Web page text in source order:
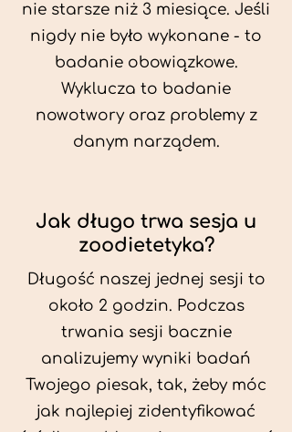
nie starsze niż 3 miesiące. Jeśli
nigdy nie było wykonane - to
badanie obowiązkowe.
Wyklucza to badanie
nowotwory oraz problemy z
danym narządem.
Jak długo trwa sesja u
zoodietetyka?
Długość naszej jednej sesji to
około 2 godzin. Podczas
trwania sesji bacznie
analizujemy wyniki badań
Twojego piesak, tak, żeby móc
jak najlepiej zidentyfikować